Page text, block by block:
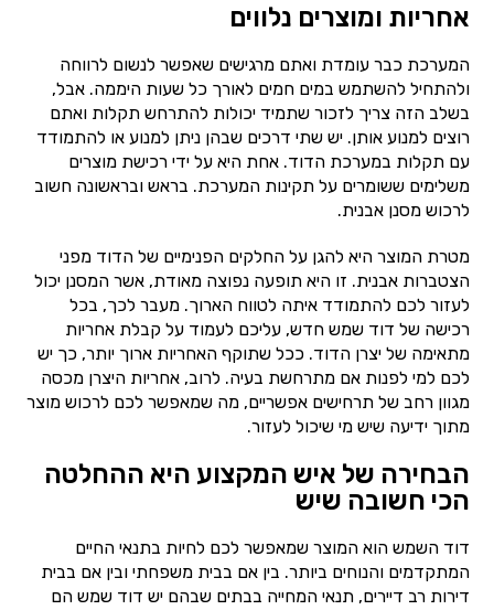
אחריות ומוצרים נלווים
המערכת כבר עומדת ואתם מרגישים שאפשר לנשום לרווחה
ולהתחיל להשתמש במים חמים לאורך כל שעות היממה. אבל,
בשלב הזה צריך לזכור שתמיד יכולות להתרחש תקלות ואתם
רוצים למנוע אותן. יש שתי דרכים שבהן ניתן למנוע או להתמודד
עם תקלות במערכת הדוד. אחת היא על ידי רכישת מוצרים
משלימים ששומרים על תקינות המערכת. בראש ובראשונה חשוב
לרכוש מסנן אבנית.
מטרת המוצר היא להגן על החלקים הפנימיים של הדוד מפני
הצטברות אבנית. זו היא תופעה נפוצה מאודת, אשר המסנן יכול
לעזור לכם להתמודד איתה לטווח הארוך. מעבר לכך, בכל
רכישה של דוד שמש חדש, עליכם לעמוד על קבלת אחריות
מתאימה של יצרן הדוד. ככל שתוקף האחריות ארוך יותר, כך יש
לכם למי לפנות אם מתרחשת בעיה. לרוב, אחריות היצרן מכסה
מגוון רחב של תרחישים אפשריים, מה שמאפשר לכם לרכוש מוצר
מתוך ידיעה שיש מי שיכול לעזור.
הבחירה של איש המקצוע היא ההחלטה
הכי חשובה שיש
דוד השמש הוא המוצר שמאפשר לכם לחיות בתנאי החיים
המתקדמים והנוחים ביותר. בין אם בבית משפחתי ובין אם בבית
דירות רב דיירים, תנאי המחייה בבתים שבהם יש דוד שמש הם